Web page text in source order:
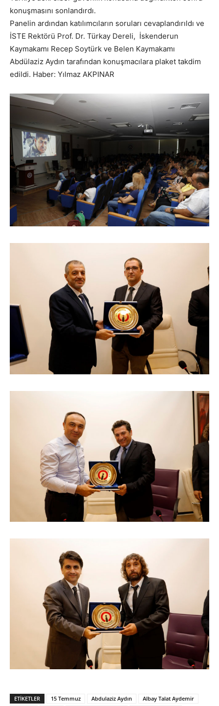
konuşmasını sonlandırdı.
Panelin ardından katılımcıların soruları cevaplandırıldı ve
İSTE Rektörü Prof. Dr. Türkay Dereli, İskenderun
Kaymakamı Recep Soytürk ve Belen Kaymakamı
Abdülaziz Aydın tarafından konuşmacılara plaket takdim
edildi. Haber: Yılmaz AKPINAR
ETIKETLER 15 Temmuz Abdulaziz Aydın
Albay Talat Aydemir